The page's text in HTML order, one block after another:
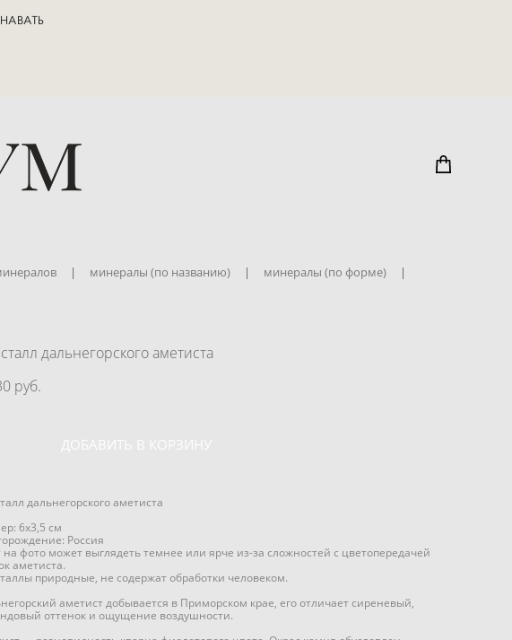
| минералы (по названию) | минералы (по форме)
|
дальнегорского аметиста
pуб.
ДОБАВИТЬ В КОРЗИНУ
дальнегорского аметиста
6х3,5 см
Россия
на фото может выглядеть темнее или ярче из-за сложностей с цветопередачей
аметиста.
природные, не содержат обработки человеком.
аметист добывается в Приморском крае, его отличает сиреневый,
оттенок и ощущение воздушности.